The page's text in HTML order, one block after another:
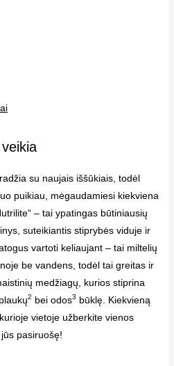
su naujais iššūkiais, todėl
puikiau, mėgaudamiesi kiekviena
– tai ypatingas būtiniausių
suteikiantis stiprybės viduje ir
vartoti keliaujant – tai miltelių
be vandens, todėl tai greitas ir
medžiagų, kurios stiprina
2 bei odos3 būklę. Kiekvieną
vietoje užberkite vienos
pasiruošę!